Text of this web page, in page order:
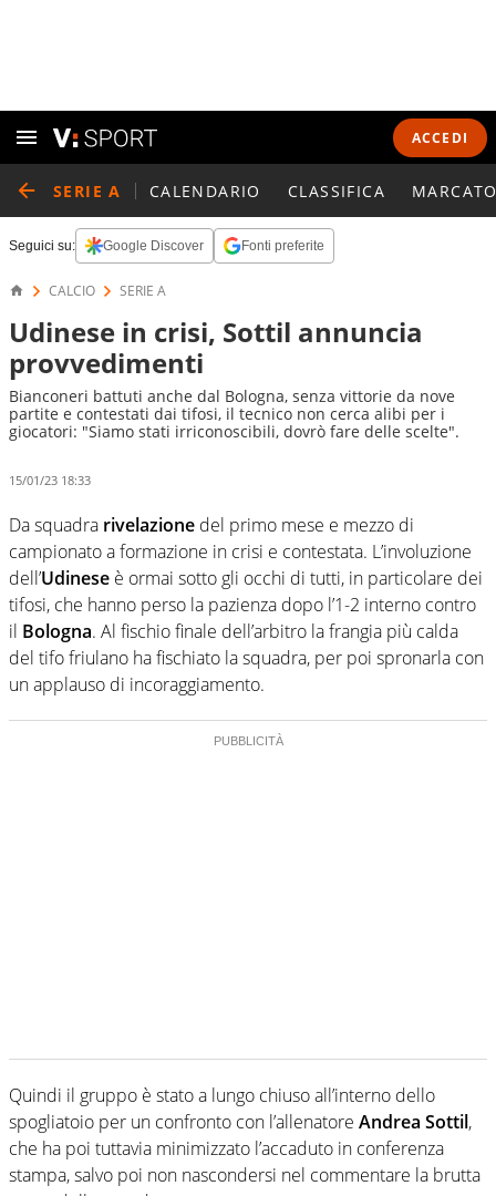
ACCEDI
SERIE A CALENDARIO CLASSIFICA
Seguici su: Google Discover Fonti preferite
CALCIO SERIE A
Udinese in crisi, Sottil annuncia
provvedimenti
Bianconeri battuti anche dal Bologna, senza vittorie da nove
partite e contestati dai tifosi, il tecnico non cerca alibi per i
giocatori: "Siamo stati irriconoscibili, dovrò fare delle scelte".
15/01/23 18:33
Da squadra rivelazione del primo mese e mezzo di
campionato a formazione in crisi e contestata. L’involuzione
dell’Udinese è ormai sotto gli occhi di tutti, in particolare dei
tifosi, che hanno perso la pazienza dopo l’1-2 interno contro
il Bologna. Al fischio finale dell’arbitro la frangia più calda
del tifo friulano ha fischiato la squadra, per poi spronarla con
un applauso di incoraggiamento.
Quindi il gruppo è stato a lungo chiuso all’interno dello
spogliatoio per un confronto con l’allenatore Andrea Sottil,
che ha poi tuttavia minimizzato l’accaduto in conferenza
stampa, salvo poi non nascondersi nel commentare la brutta